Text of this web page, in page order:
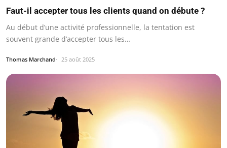
Faut-il accepter tous les clients quand on débute ?
Au début d’une activité professionnelle, la tentation est
souvent grande d’accepter tous les…
Thomas Marchand 25 août 2025